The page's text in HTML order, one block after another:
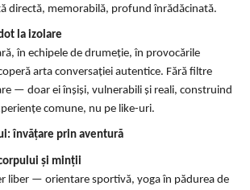
directă, memorabilă, profund înrădăcinată.
la izolare
în echipele de drumeție, în provocările
arta conversației autentice. Fără filtre
— doar ei înșiși, vulnerabili și reali, construind
comune, nu pe like-uri.
învățare prin aventură
și minții
liber — orientare sportivă, yoga în pădurea de